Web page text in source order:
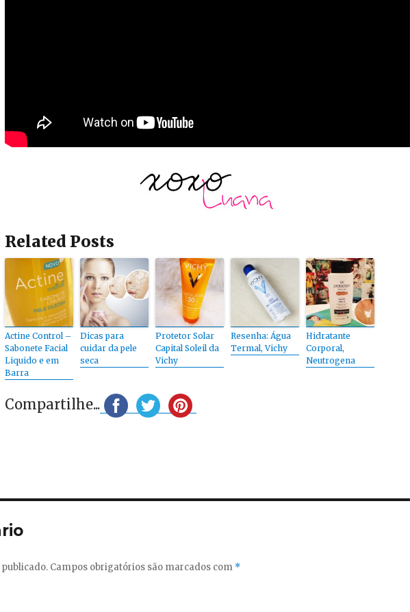
Related Posts
Actine Control –
Sabonete Facial
Liquido e em
Barra
Dicas para
cuidar da pele
seca
Protetor Solar
Capital Soleil da
Vichy
Resenha: Água
Termal, Vichy
Hidratante
Corporal,
Neutrogena
Compartilhe...
Campos obrigatórios são marcados com *